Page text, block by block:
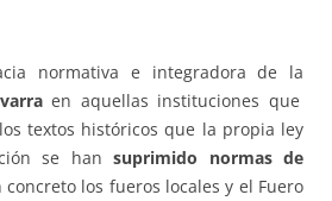
normativa e integradora de la
en aquellas instituciones que
textos históricos que la propia ley
se hansuprimido normas de
concreto los fueros locales y el Fuero